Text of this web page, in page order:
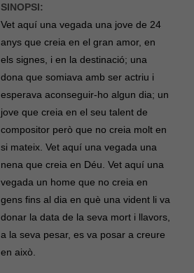
SINOPSI:
Vet aquí una vegada una jove de 24
anys que creia en el gran amor, en
els signes, i en la destinació; una
dona que somiava amb ser actriu i
esperava aconseguir-ho algun dia; un
jove que creia en el seu talent de
compositor però que no creia molt en
si mateix. Vet aquí una vegada una
nena que creia en Déu. Vet aquí una
vegada un home que no creia en
gens fins al dia en què una vident li va
donar la data de la seva mort i llavors,
a la seva pesar, es va posar a creure
en això.